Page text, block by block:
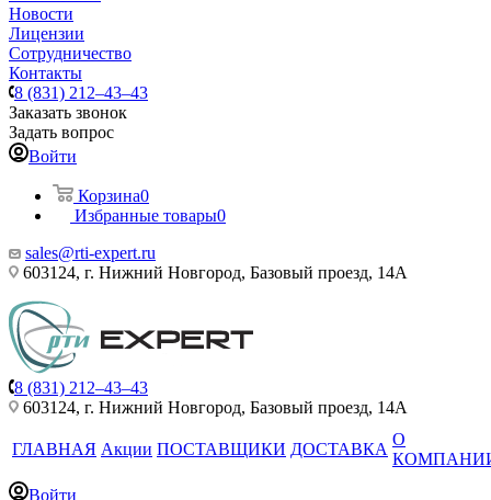
Новости
Лицензии
Сотрудничество
Контакты
8 (831) 212–43–43
Заказать звонок
Задать вопрос
Войти
Корзина0
Избранные товары0
sales@rti-expert.ru
603124, г. Нижний Новгород, Базовый проезд, 14А
8 (831) 212–43–43
603124, г. Нижний Новгород, Базовый проезд, 14А
ГЛАВНАЯ Акции ПОСТАВЩИКИ ДОСТАВКА
О
Войти